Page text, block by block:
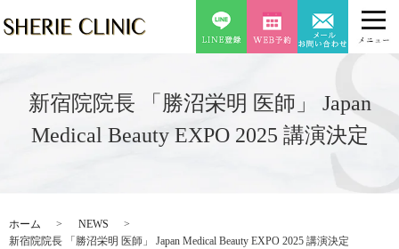
新宿院院長 「勝沼栄明 医師」 Japan
Medical Beauty EXPO 2025 講演決定
ホーム
NEWS
新宿院院長 「勝沼栄明 医師」 Japan Medical Beauty EXPO 2025 講演決定